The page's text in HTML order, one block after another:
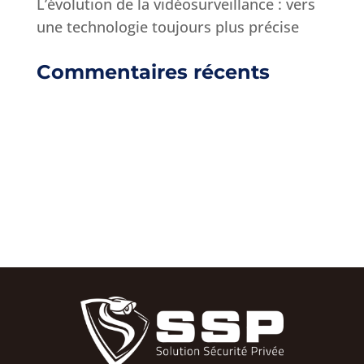
L’évolution de la vidéosurveillance : vers
une technologie toujours plus précise
Commentaires récents